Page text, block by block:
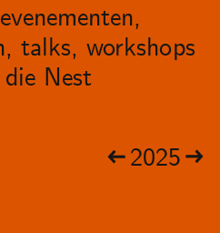
talks, workshops
Nest
2025